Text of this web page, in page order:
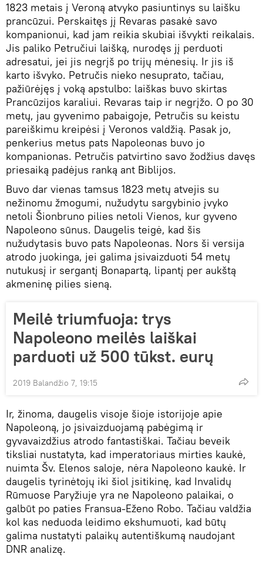
1823 metais į Veroną atvyko pasiuntinys su laišku
prancūzui. Perskaitęs jį Revaras pasakė savo
kompanionui, kad jam reikia skubiai išvykti reikalais.
Jis paliko Petručiui laišką, nurodęs jį perduoti
adresatui, jei jis negrįš po trijų mėnesių. Ir jis iš
karto išvyko. Petručis nieko nesuprato, tačiau,
pažiūrėjęs į voką apstulbo: laiškas buvo skirtas
Prancūzijos karaliui. Revaras taip ir negrįžo. O po 30
metų, jau gyvenimo pabaigoje, Petručis su keistu
pareiškimu kreipėsi į Veronos valdžią. Pasak jo,
penkerius metus pats Napoleonas buvo jo
kompanionas. Petručis patvirtino savo žodžius davęs
priesaiką padėjus ranką ant Biblijos.
Buvo dar vienas tamsus 1823 metų atvejis su
nežinomu žmogumi, nužudytu sargybinio įvyko
netoli Šionbruno pilies netoli Vienos, kur gyveno
Napoleono sūnus. Daugelis teigė, kad šis
nužudytasis buvo pats Napoleonas. Nors ši versija
atrodo juokinga, jei galima įsivaizduoti 54 metų
nutukusį ir sergantį Bonapartą, lipantį per aukštą
akmeninę pilies sieną.
Meilė triumfuoja: trys
Napoleono meilės laiškai
parduoti už 500 tūkst. eurų
2019 Balandžio 7, 19:15
Ir, žinoma, daugelis visoje šioje istorijoje apie
Napoleoną, jo įsivaizduojamą pabėgimą ir
gyvavaizdžius atrodo fantastiškai. Tačiau beveik
tiksliai nustatyta, kad imperatoriaus mirties kaukė,
nuimta Šv. Elenos saloje, nėra Napoleono kaukė. Ir
daugelis tyrinėtojų iki šiol įsitikinę, kad Invalidų
Rūmuose Paryžiuje yra ne Napoleono palaikai, o
galbūt po paties Fransua-Eženo Robo. Tačiau valdžia
kol kas neduoda leidimo ekshumuoti, kad būtų
galima nustatyti palaikų autentiškumą naudojant
DNR analizę.